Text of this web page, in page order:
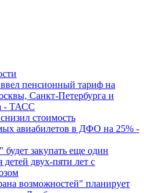
пенсионный тариф на
Санкт-Петербурга и
- ТАСС
стоимость
авиабилетов в ДФО на 25% -
будет закупать еще один
детей двух-пяти лет с
возможностей" планирует